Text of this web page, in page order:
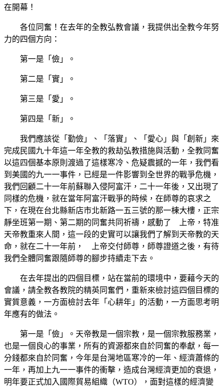
在開幕！
各位同奮！在去年的全教弘教會議，我提供出全教今年努
力的四個方向：
第一是「儉」。
第二是「實」。
第三是「愛」。
第四是「新」。
我們應該從「勤儉」、「落實」、「愛心」與「創新」來
完成民國九十年這一年全教的救劫弘教措施與活動，全教同奮
以這四個基本原則渡過了這樣寒冷、危疑震撼的一年，我們看
到美國的九一一事件，已經是一件影響到全世界的戰爭危機，
我們回顧二十一年前蘇聯入侵阿富汗，二十一年後，又出現了
同樣的危機，就在當年阿富汗戰爭的時候，在師尊的哀求之
下，在現在台北縣新店市北新路一五三號的那一棟大樓，正宗
靜坐班第一期、第二期的同奮共同祈禱，感動了 上帝，特准
天帝教重來人間，這一段的史實可以讓我們了解到天帝教的天
命，就在二十一年前， 上帝交付師尊，師尊證道之後，有待
我們全體同奮跟隨師尊的腳步持續走下去。
在去年提出的四個目標，站在當前的環境中，要藉今天的
會議，請全教各教院的精英同奮們，重新來檢討這四個目標的
實質意義，一方面檢討去年「心耕年」的活動，一方面思考明
年應有的做法。
第一是「儉」。天帝教是一個宗教，是一個宗教服務業，
也是一個良心的事業，所有的資源都來自於同奮的奉獻，每一
分錢都來自於同奮，今年是台灣地區寒冷的一年、經濟蕭條的
一年，再加上九一一事件的衝擊，造成台灣經濟更加的衰退，
明年要正式加入國際貿易組織（WTO），面對這樣的經濟變